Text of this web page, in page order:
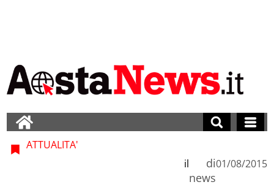
ATTUALITA'
di
news
il 01/08/2015